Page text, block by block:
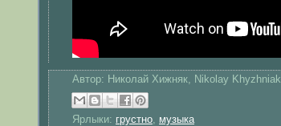
Автор: Николай Хижняк, Nikolay Khyzhniak
Ярлыки: грустно музыка